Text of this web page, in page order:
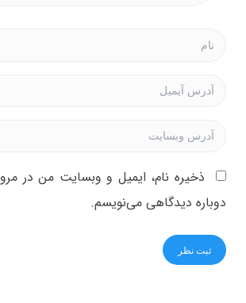
ذخیره نام، ایمیل و وبسایت من در
دوباره دیدگاهی می‌نویسم.